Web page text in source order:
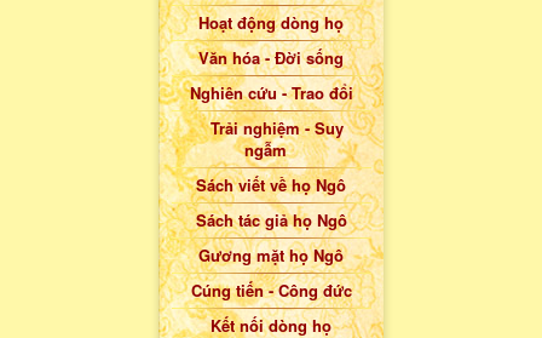
Hoạt động dòng họ
Văn hóa - Đời sống
Nghiên cứu - Trao đổi
Trải nghiệm - Suy
ngẫm
Sách viết về họ Ngô
Sách tác giả họ Ngô
Gương mặt họ Ngô
Cúng tiến - Công đức
Kết nối dòng họ